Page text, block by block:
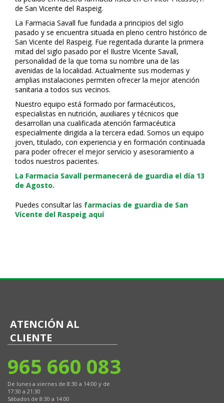
de San Vicente del Raspeig.
La Farmacia Savall fue fundada a principios del siglo
pasado y se encuentra situada en pleno centro histórico de
San Vicente del Raspeig. Fue regentada durante la primera
mitad del siglo pasado por el Ilustre Vicente Savall,
personalidad de la que toma su nombre una de las
avenidas de la localidad. Actualmente sus modernas y
amplias instalaciones permiten ofrecer la mejor atención
sanitaria a todos sus vecinos.
Nuestro equipo está formado por farmacéuticos,
especialistas en nutrición, auxiliares y técnicos que
desarrollan una cualificada atención farmacéutica
especialmente dirigida a la tercera edad. Somos un equipo
joven, titulado, con experiencia y en formación continuada
para poder ofrecer el mejor servicio y asesoramiento a
todos nuestros pacientes.
La Farmacia Savall permanecerá de guardia el día 13
de Agosto.
Puedes consultar las farmacias de guardia de San
Vicente del Raspeig aquí
ATENCIÓN AL
CLIENTE
965 660 083
De lunes a viernes de 8:30 a 14:00 y de
17:30 a 21:30
Sábados de 8:30 a 14:00